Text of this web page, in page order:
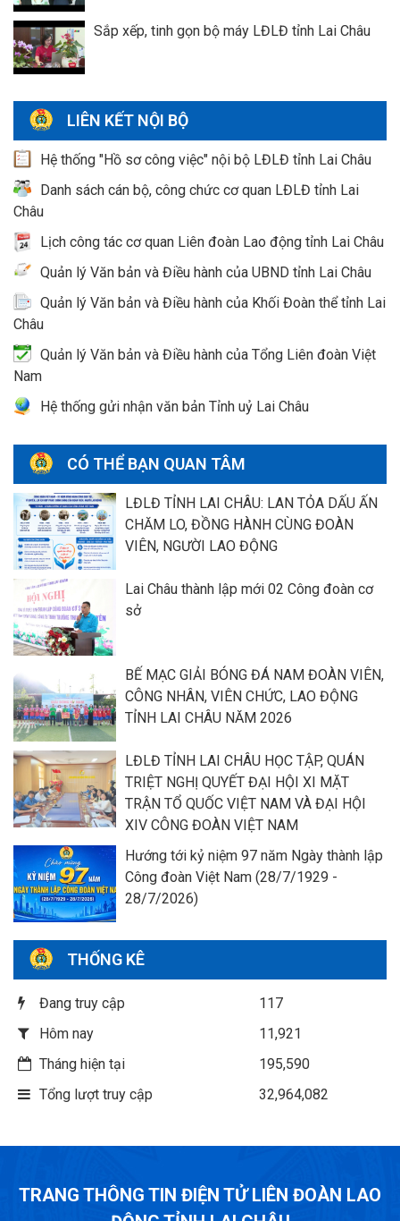
Sắp xếp, tinh gọn bộ máy LĐLĐ tỉnh Lai Châu
LIÊN KẾT NỘI BỘ
Hệ thống "Hồ sơ công việc" nội bộ LĐLĐ tỉnh Lai Châu
Danh sách cán bộ, công chức cơ quan LĐLĐ tỉnh Lai
Châu
Lịch công tác cơ quan Liên đoàn Lao động tỉnh Lai Châu
Quản lý Văn bản và Điều hành của UBND tỉnh Lai Châu
Quản lý Văn bản và Điều hành của Khối Đoàn thể tỉnh Lai
Châu
Quản lý Văn bản và Điều hành của Tổng Liên đoàn Việt
Nam
Hệ thống gửi nhận văn bản Tỉnh uỷ Lai Châu
CÓ THỂ BẠN QUAN TÂM
LĐLĐ TỈNH LAI CHÂU: LAN TỎA DẤU ẤN
CHĂM LO, ĐỒNG HÀNH CÙNG ĐOÀN
VIÊN, NGƯỜI LAO ĐỘNG
Lai Châu thành lập mới 02 Công đoàn cơ
sở
BẾ MẠC GIẢI BÓNG ĐÁ NAM ĐOÀN VIÊN,
CÔNG NHÂN, VIÊN CHỨC, LAO ĐỘNG
TỈNH LAI CHÂU NĂM 2026
LĐLĐ TỈNH LAI CHÂU HỌC TẬP, QUÁN
TRIỆT NGHỊ QUYẾT ĐẠI HỘI XI MẶT
TRẬN TỔ QUỐC VIỆT NAM VÀ ĐẠI HỘI
XIV CÔNG ĐOÀN VIỆT NAM
Hướng tới kỷ niệm 97 năm Ngày thành lập
Công đoàn Việt Nam (28/7/1929 -
28/7/2026)
THỐNG KÊ
Đang truy cập
117
Hôm nay
11,921
Tháng hiện tại
195,590
Tổng lượt truy cập
32,964,082
TRANG THÔNG TIN ĐIỆN TỬ LIÊN ĐOÀN LAO